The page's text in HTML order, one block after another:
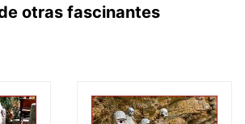
otras fascinantes